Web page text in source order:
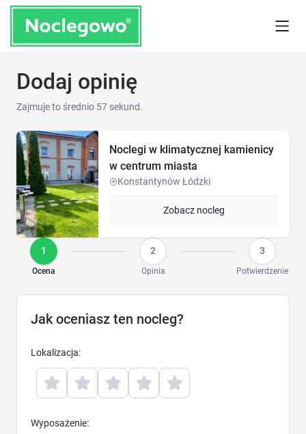
Dodaj opinię
Zajmuje to średnio 57 sekund.
1
Ocena
2
Opinia
3
Potwierdzenie
Jak oceniasz ten nocleg?
Lokalizacja:
Wyposażenie:
Noclegi w klimatycznej kamienicy
w centrum miasta
Konstantynów Łódzki
Zobacz nocleg